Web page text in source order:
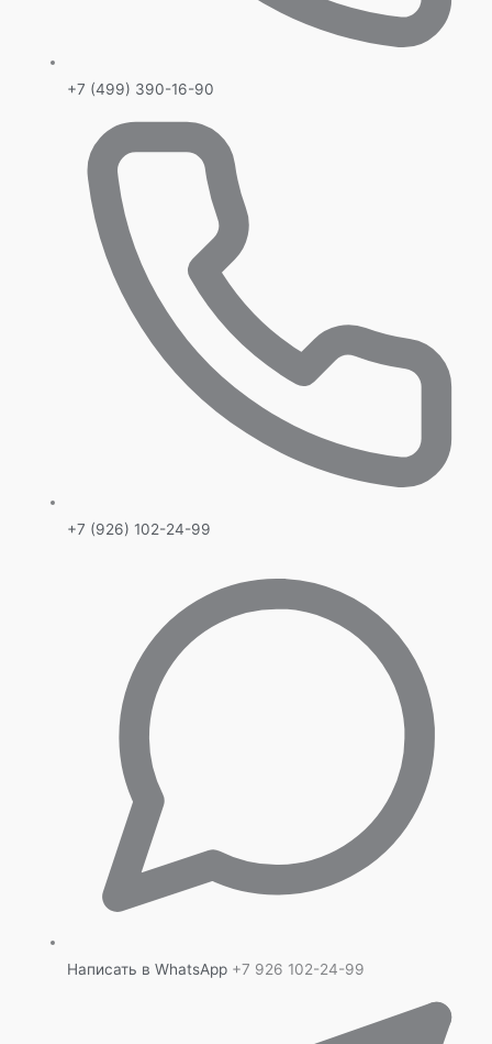
+7 (499) 390-16-90
+7 (926) 102-24-99
Написать в WhatsApp +7 926 102-24-99